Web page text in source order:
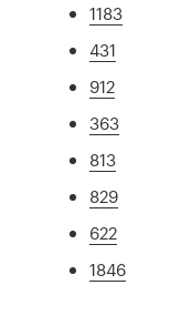
1183
431
912
363
813
829
622
1846